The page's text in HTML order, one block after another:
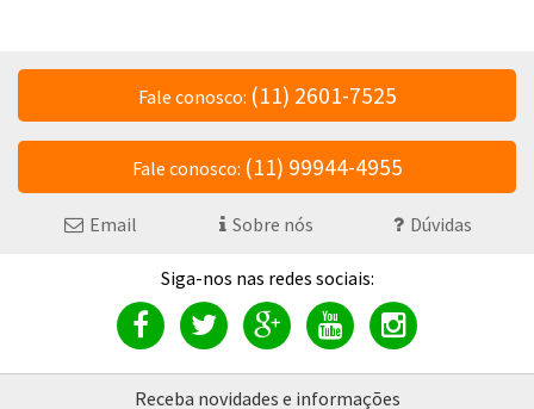
Fale conosco: (11) 2601-7525
Fale conosco: (11) 99944-4955
Email Sobre nós Dúvidas
Receba novidades e informações